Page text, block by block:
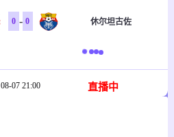
0 - 0 休尔坦古佐
08-07 21:00 直播中